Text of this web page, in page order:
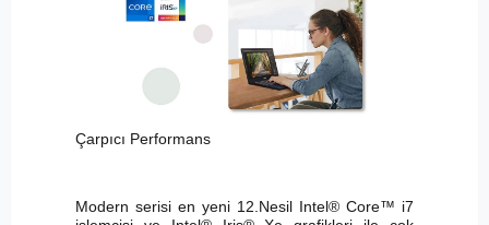
Çarpıcı Performans
Modern serisi en yeni 12.Nesil Intel® Core™ i7